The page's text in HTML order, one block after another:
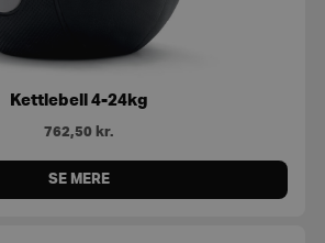
Kettlebell 4-24kg
762,50 kr.
SE MERE